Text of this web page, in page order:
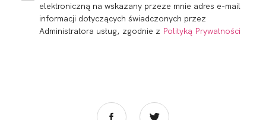
elektroniczną na wskazany przeze mnie adres e-mail
informacji dotyczących świadczonych przez
Administratora usług, zgodnie z Polityką Prywatności